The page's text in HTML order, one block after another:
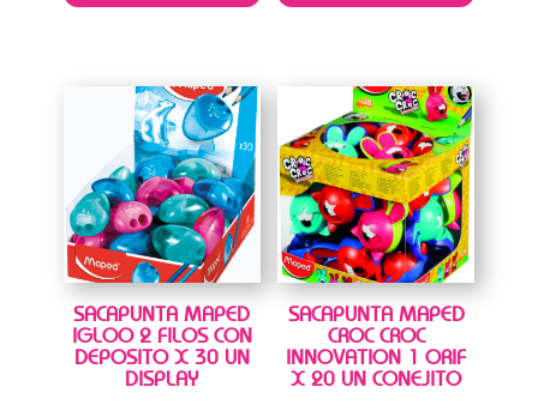
SACAPUNTA MAPED
IGLOO 2 FILOS CON
DEPOSITO X 30 UN
DISPLAY
SACAPUNTA MAPED
CROC CROC
INNOVATION 1 ORIF
X 20 UN CONEJITO